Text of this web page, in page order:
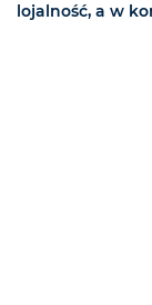
lojalność, a w